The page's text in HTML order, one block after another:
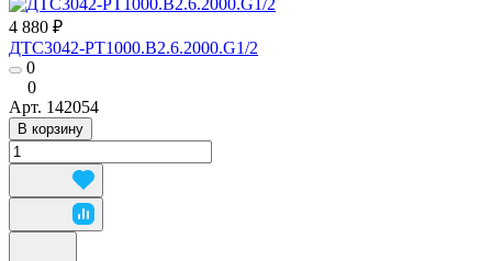
4 880 ₽
ДТС3042-РТ1000.В2.6.2000.G1/2
0
0
Арт. 142054
В корзину